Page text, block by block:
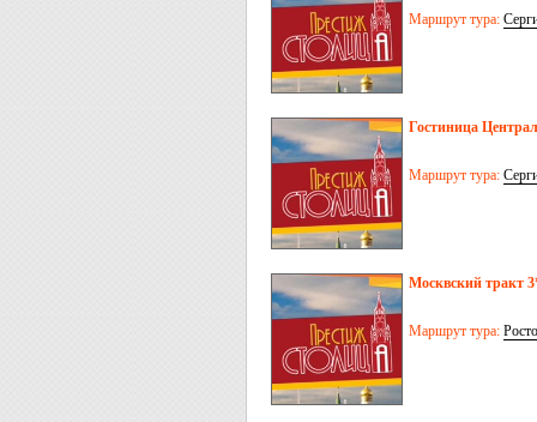
Маршрут тура:
Гостиница
Маршрут тура:
Москвский тракт
Маршрут тура: